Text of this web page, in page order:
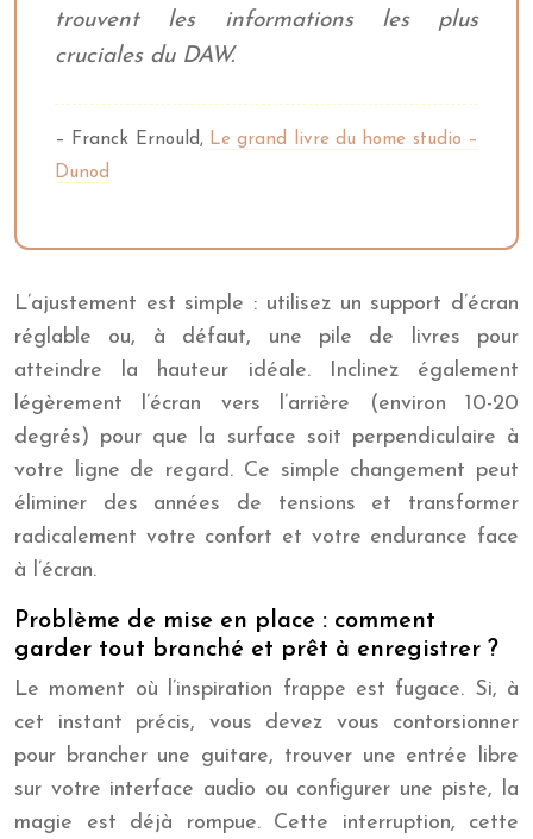
trouvent les informations les plus
cruciales du DAW.
– Franck Ernould, Le grand livre du home studio –
Dunod
L’ajustement est simple : utilisez un support d’écran
réglable ou, à défaut, une pile de livres pour
atteindre la hauteur idéale. Inclinez également
légèrement l’écran vers l’arrière (environ 10-20
degrés) pour que la surface soit perpendiculaire à
votre ligne de regard. Ce simple changement peut
éliminer des années de tensions et transformer
radicalement votre confort et votre endurance face
à l’écran.
Problème de mise en place : comment
garder tout branché et prêt à enregistrer ?
Le moment où l’inspiration frappe est fugace. Si, à
cet instant précis, vous devez vous contorsionner
pour brancher une guitare, trouver une entrée libre
sur votre interface audio ou configurer une piste, la
magie est déjà rompue. Cette interruption, cette